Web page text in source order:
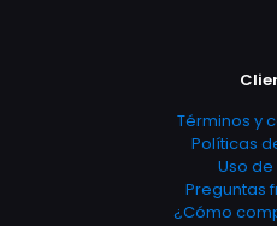
Términos y
Políticas
Uso
Preguntas
¿Cómo